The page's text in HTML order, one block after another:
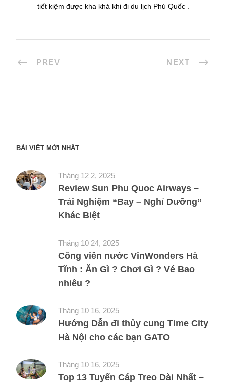
tiết kiệm được kha khá khi đi du lịch Phú Quốc .
PREV NEXT
BÀI VIẾT MỚI NHẤT
Tháng 12 2, 2025
Review Sun Phu Quoc Airways –
Trải Nghiệm “Bay – Nghỉ Dưỡng”
Khác Biệt
Tháng 10 24, 2025
Công viên nước VinWonders Hà
Tĩnh : Ăn Gì ? Chơi Gì ? Vé Bao
nhiêu ?
Tháng 10 16, 2025
Hướng Dẫn đi thủy cung Time City
Hà Nội cho các bạn GATO
Tháng 10 16, 2025
Top 13 Tuyến Cáp Treo Dài Nhất –